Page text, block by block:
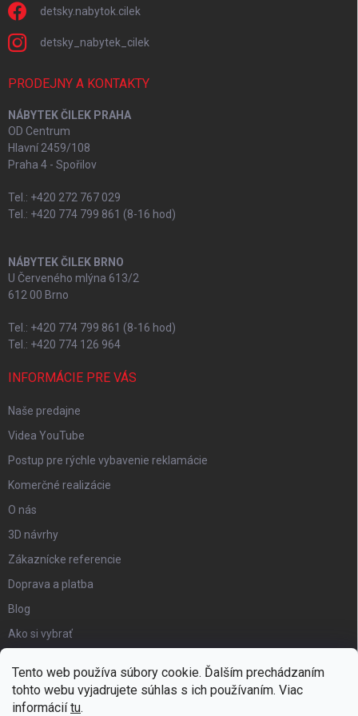
Tento web používa súbory cookie. Ďalším prechádzaním
tohto webu vyjadrujete súhlas s ich používaním. Viac
informáciítu.
detsky.nabytok.cilek
detsky_nabytek_cilek
PRODEJNY A KONTAKTY
NÁBYTEK ČILEK PRAHA
OD Centrum
Hlavní 2459/108
Praha 4 - Spořilov
Tel.: +420 272 767 029
Tel.: +420 774 799 861 (8-16 hod)
NÁBYTEK ČILEK BRNO
U Červeného mlýna 613/2
612 00 Brno
Tel.: +420 774 799 861 (8-16 hod)
Tel.: +420 774 126 964
INFORMÁCIE PRE VÁS
Naše predajne
Videa YouTube
Postup pre rýchle vybavenie reklamácie
Komerčné realizácie
O nás
3D návrhy
Zákaznícke referencie
Doprava a platba
Blog
Ako si vybrať
Certifikát kvality
Moja objednávka